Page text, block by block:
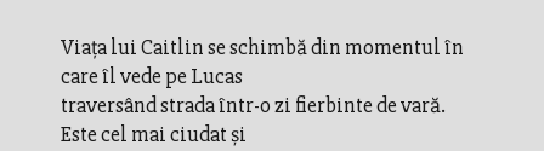
Viaţa lui Caitlin se schimbă din momentul în
care îl vede pe Lucas
traversând strada într-o zi fierbinte de vară.
Este cel mai ciudat şi